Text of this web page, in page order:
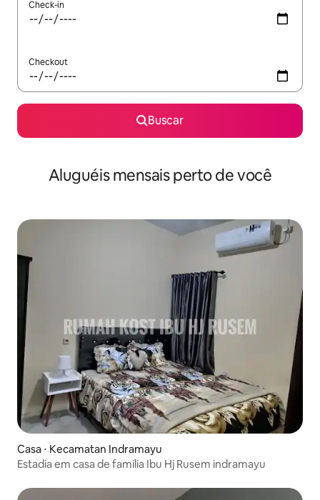
Check-in
Checkout
Buscar
Aluguéis mensais perto de você
Casa ⋅ Kecamatan Indramayu
Estadia em casa de família Ibu Hj Rusem indramayu